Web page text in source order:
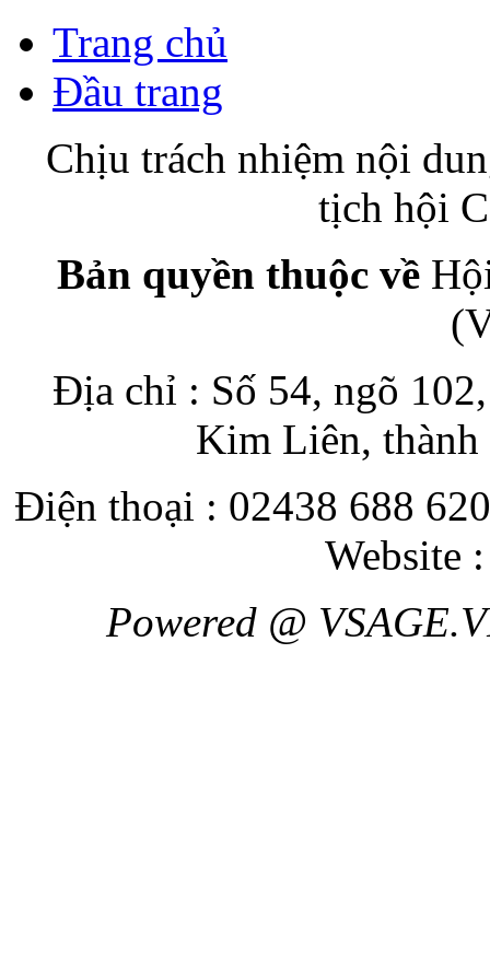
Trang chủ
Đầu trang
Chịu trách nhiệm nội
tịch hội
Bản quyền thuộc về
Địa chỉ : Số 54, ngõ
Kim Liên,
Điện thoại : 02438 688
Website
Powered @